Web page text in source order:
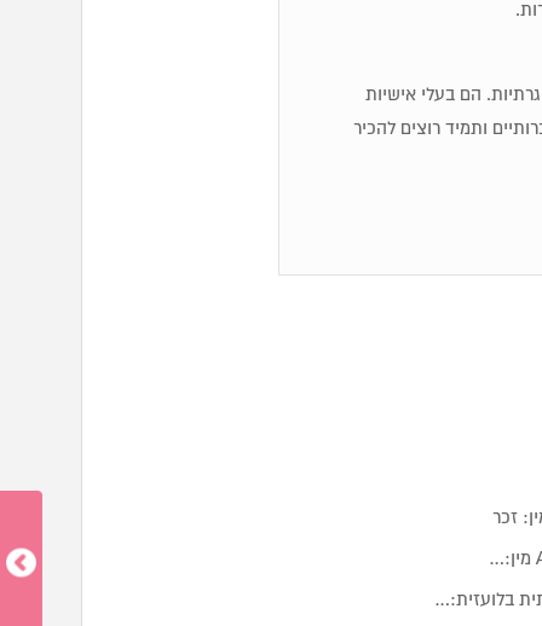
שגרתיות. הם בעלי אישיות
ותמיד רוצים להכיר
בלועזית:…